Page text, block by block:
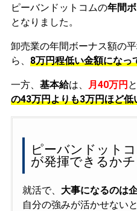
ピーバンドットコムの年間
となりました。
卸売業の年間ボーナス額の
ら、 8万円程低い金額になっ
一方、 基本給は、 月40万円
の43万円よりも3万円ほど低
ピーバンドット
が発揮できるか
就活で、 大事になるのは
自分の強みが活かせない